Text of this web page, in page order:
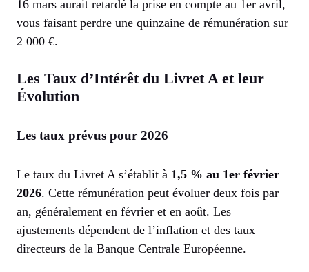
16 mars aurait retardé la prise en compte au 1er avril,
vous faisant perdre une quinzaine de rémunération sur
2 000 €.
Les Taux d’Intérêt du Livret A et leur
Évolution
Les taux prévus pour 2026
Le taux du Livret A s’établit à 1,5 % au 1er février
2026. Cette rémunération peut évoluer deux fois par
an, généralement en février et en août. Les
ajustements dépendent de l’inflation et des taux
directeurs de la Banque Centrale Européenne.